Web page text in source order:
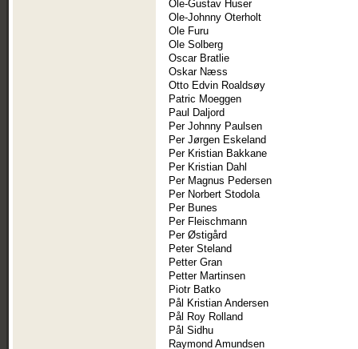
Ole-Gustav Huser
Ole-Johnny Oterholt
Ole Furu
Ole Solberg
Oscar Bratlie
Oskar Næss
Otto Edvin Roaldsøy
Patric Moeggen
Paul Daljord
Per Johnny Paulsen
Per Jørgen Eskeland
Per Kristian Bakkane
Per Kristian Dahl
Per Magnus Pedersen
Per Norbert Stodola
Per Bunes
Per Fleischmann
Per Østigård
Peter Steland
Petter Gran
Petter Martinsen
Piotr Batko
Pål Kristian Andersen
Pål Roy Rolland
Pål Sidhu
Raymond Amundsen